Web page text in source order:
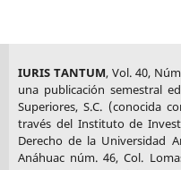
IURIS TANTUM, Vol. 40,
una publicación semestral
Superiores, S.C. (conocida
través del Instituto de
Derecho de la Universidad
Anáhuac núm. 46, Col.